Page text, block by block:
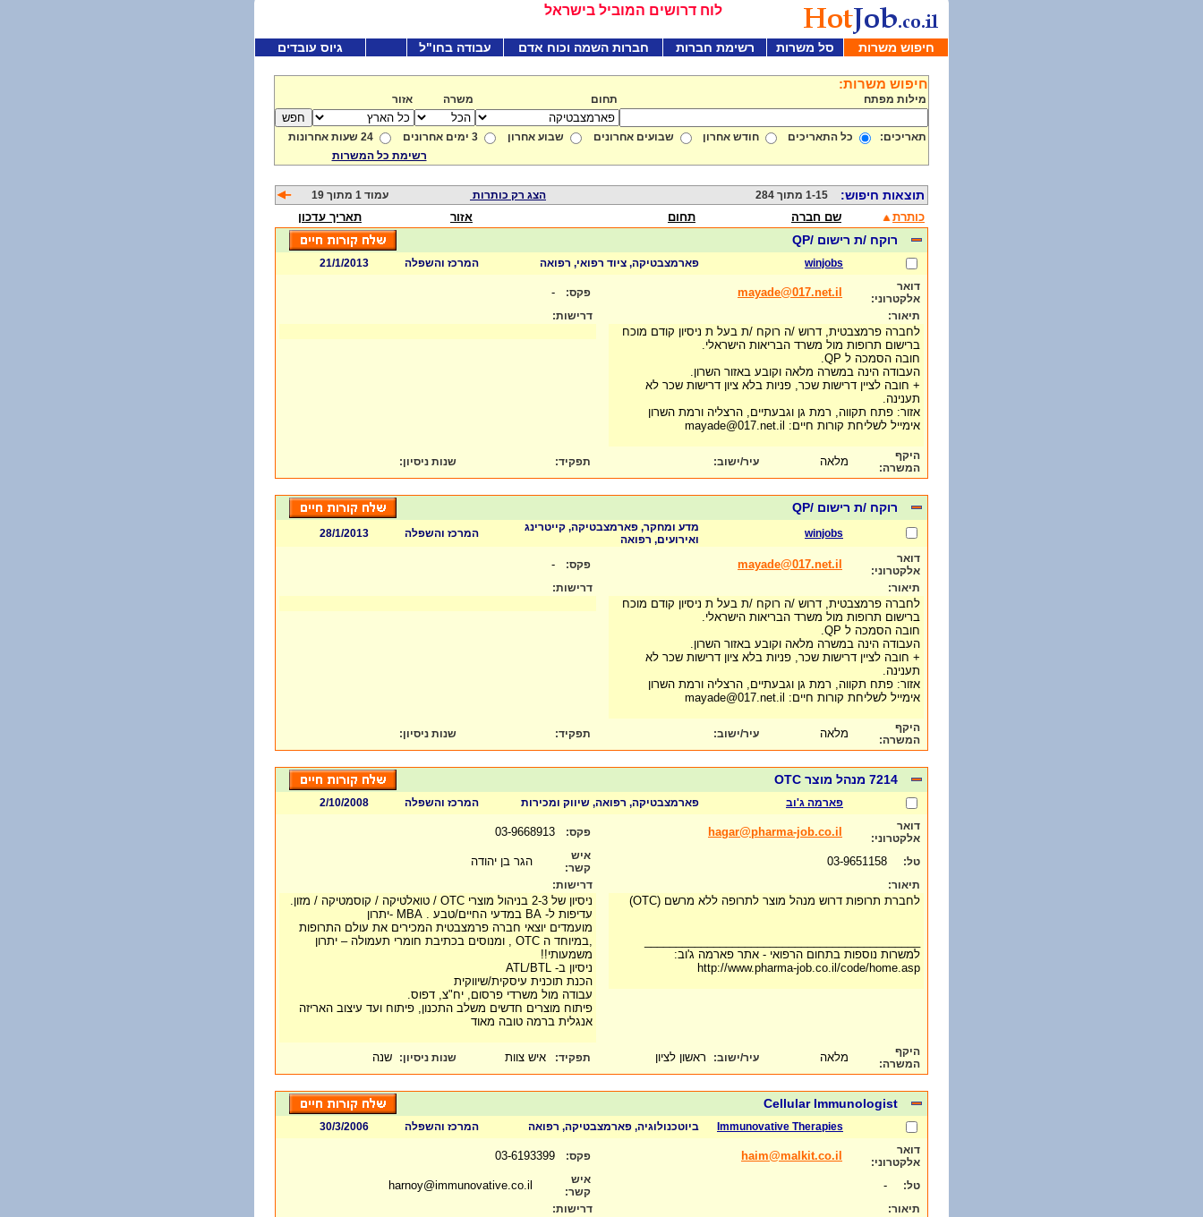
לוח דרושים המוביל בישראל
חיפוש משרות סל משרות רשימת חברות חברות השמה וכוח אדם עבודה בחו"ל גיוס עובדים
חיפוש משרות:
מילות מפתח תחום משרה אזור
תאריכים: כל התאריכים חודש אחרון שבועים אחרונים שבוע אחרון 3 ימים אחרונים
24 שעות אחרונות
רשימת כל המשרות
תוצאות חיפוש: 1-15 מתוך 284 הצג רק כותרות עמוד 1 מתוך 19
כותרת שם חברה תחום אזור תאריך עדכון
רוקח /ת רישום /QP
winjobs פארמצבטיקה, ציוד רפואי, רפואה המרכז והשפלה
21/1/2013
דואר
אלקטרוני:
mayade@017.net.il פקס: -
תיאור:
לחברה פרמצבטית, דרוש /ה רוקח /ת בעל ת ניסיון קודם מוכח
ברישום תרופות מול משרד הבריאות הישראלי.
חובה הסמכה ל QP.
העבודה הינה במשרה מלאה וקובע באזור השרון.
+ חובה לציין דרישות שכר, פניות בלא ציון דרישות שכר לא
תענינה.
אזור: פתח תקווה, רמת גן וגבעתיים, הרצליה ורמת השרון
אימייל לשליחת קורות חיים: mayade@017.net.il
דרישות:
היקף
המשרה:
מלאה עיר/ישוב: תפקיד: שנות ניסיון:
רוקח /ת רישום /QP
winjobs
מדע ומחקר, פארמצבטיקה, קייטרינג
ואירועים, רפואה
המרכז והשפלה
28/1/2013
דואר
אלקטרוני:
mayade@017.net.il פקס: -
תיאור:
לחברה פרמצבטית, דרוש /ה רוקח /ת בעל ת ניסיון קודם מוכח
ברישום תרופות מול משרד הבריאות הישראלי.
חובה הסמכה ל QP.
העבודה הינה במשרה מלאה וקובע באזור השרון.
+ חובה לציין דרישות שכר, פניות בלא ציון דרישות שכר לא
תענינה.
אזור: פתח תקווה, רמת גן וגבעתיים, הרצליה ורמת השרון
אימייל לשליחת קורות חיים: mayade@017.net.il
דרישות:
היקף
המשרה:
מלאה עיר/ישוב: תפקיד: שנות ניסיון:
7214 מנהל מוצר OTC
פארמה ג'וב פארמצבטיקה, רפואה, שיווק ומכירות המרכז והשפלה
2/10/2008
דואר
אלקטרוני:
hagar@pharma-job.co.il פקס:
טל:
איש
קשר:
הגר בן יהודה
תיאור:
לחברת תרופות דרוש מנהל מוצר לתרופה ללא מרשם (OTC)
למשרות נוספות בתחום הרפואי - אתר פארמה ג'וב:
http://www.pharma-job.co.il/code/home.asp
דרישות:
ניסיון של 2-3 בניהול מוצרי OTC / טואלטיקה / קוסמטיקה / מזון.
עדיפות ל- BA במדעי החיים/טבע . MBA -יתרון
מועמדים יוצאי חברה פרמצבטית המכירים את עולם התרופות
,במיוחד ה OTC , ומנוסים בכתיבת חומרי תעמולה – יתרון
משמעותי!!
ניסיון ב- ATL/BTL
הכנת תוכנית עיסקית/שיווקית
עבודה מול משרדי פרסום, יח"צ, דפוס.
פיתוח מוצרים חדשים משלב התכנון, פיתוח ועד עיצוב האריזה
אנגלית ברמה טובה מאוד
היקף
המשרה:
מלאה עיר/ישוב: ראשון לציון תפקיד: איש צוות שנות ניסיון: שנה
Cellular Immunologist
Immunovative Therapies ביוטכנולוגיה, פארמצבטיקה, רפואה המרכז והשפלה
30/3/2006
דואר
אלקטרוני:
haim@malkit.co.il פקס:
טל: -
איש
קשר:
תיאור: דרישות: